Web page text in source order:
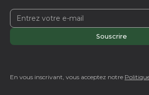
En vous inscrivant, vous acceptez notre